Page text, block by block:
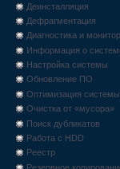
Деинсталляция
Дефрагментация
Диагностика и
Информация о
Настройка системы
Обновление ПО
Оптимизация системы
Очистка от «мусора»
Поиск дубликатов
Работа с HDD
Реестр